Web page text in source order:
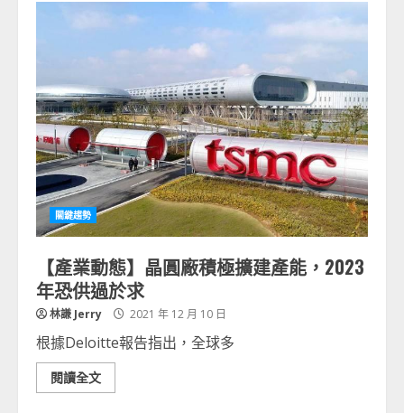
關鍵趨勢
【產業動態】晶圓廠積極擴建產能，2023
年恐供過於求
林謙 Jerry 2021 年 12 月 10 日
根據Deloitte報告指出，全球多
閱讀全文